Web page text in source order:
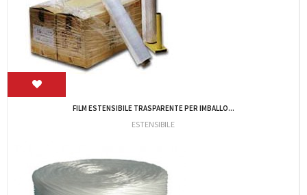
ESTENSIBILE 23my TRASP. PRESTIRO...
ESTENSIBILE/SFUSO